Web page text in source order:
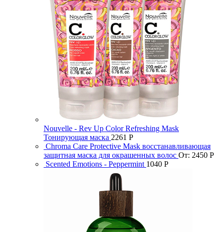
Nouvelle - Rev Up Color Refreshing Mask
Тонирующая маска 2261 Р
Chroma Care Protective Mask восстанавливающая
защитная маска для окрашенных волос От: 2450 Р
Scented Emotions - Peppermint 1040 Р